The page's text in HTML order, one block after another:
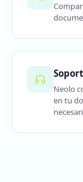
Neolo
en tu